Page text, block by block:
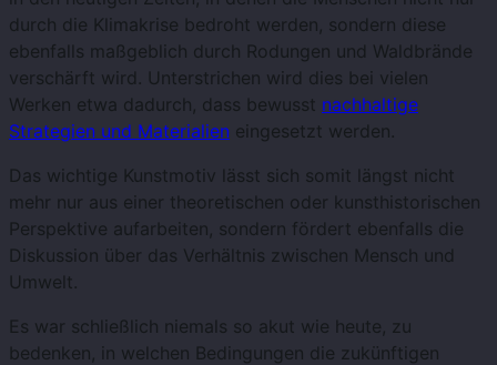
durch die Klimakrise bedroht werden, sondern diese
ebenfalls maßgeblich durch Rodungen und Waldbrände
verschärft wird. Unterstrichen wird dies bei vielen
Werken etwa dadurch, dass bewusst nachhaltige
Strategien und Materialien eingesetzt werden.
Das wichtige Kunstmotiv lässt sich somit längst nicht
mehr nur aus einer theoretischen oder kunsthistorischen
Perspektive aufarbeiten, sondern fördert ebenfalls die
Diskussion über das Verhältnis zwischen Mensch und
Umwelt.
Es war schließlich niemals so akut wie heute, zu
bedenken, in welchen Bedingungen die zukünftigen